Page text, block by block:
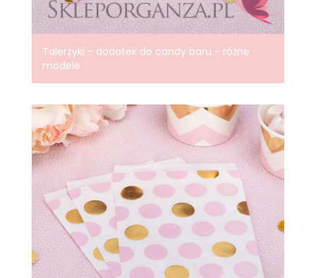
Talerzyki - dodatek do candy baru - różne
modele